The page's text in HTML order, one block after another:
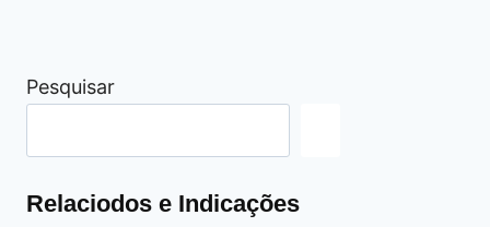
Pesquisar
Relaciodos e Indicações